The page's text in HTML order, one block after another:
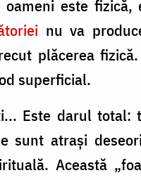
este fizică,
nu va
plăcerea
superficial.
Este darul total:
sunt atraşi
Această